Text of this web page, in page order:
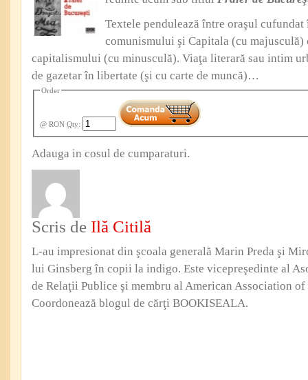
Textele pendulează între oraşul
comunismului şi Capitala (cu
capitalismului (cu minusculă). Viaţa literară sau intim
de gazetar în libertate (şi cu carte de muncă)…
Order
@ RON Qty:
Adauga in cosul de cumparaturi.
Scris de Ilă Citilă
L-au impresionat din şcoala generală Marin Preda şi
lui Ginsberg în copii la indigo. Este vicepreşedinte al
de Relaţii Publice şi membru al American Association
Coordonează blogul de cărţi BOOKISEALA.